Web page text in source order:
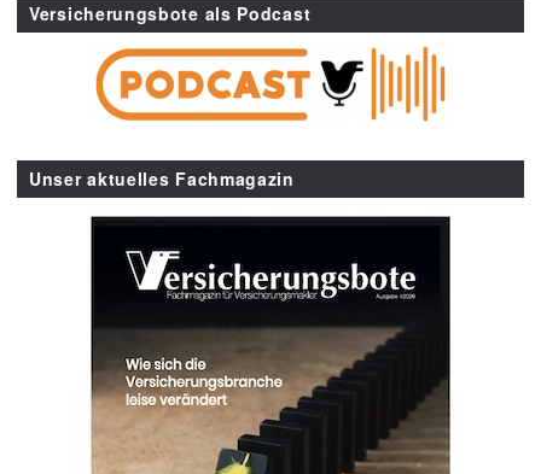
Versicherungsbote als Podcast
Unser aktuelles Fachmagazin